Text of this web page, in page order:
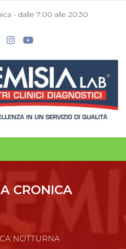
- dalle 7:00 alle 20:30
CRONICA
NOTTURNA